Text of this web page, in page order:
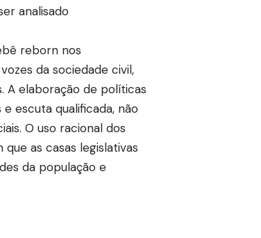
analisado
reborn nos
da sociedade civil,
A elaboração de políticas
escuta qualificada, não
O uso racional dos
as casas legislativas
da população e